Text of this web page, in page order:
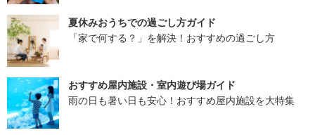
夏休みおうちでの過ごし方ガイド
「家で何する？」を解決！おすすめの過ごし方
おすすめ屋内施設・室内遊び場ガイド
雨の日も暑い日も安心！おすすめ屋内施設を大特集